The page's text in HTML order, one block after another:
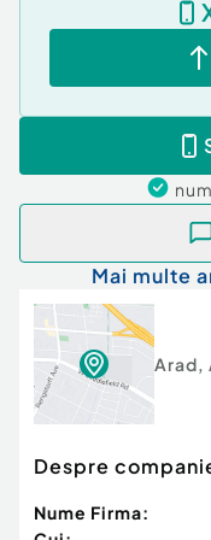
Mai multe
Arad,
Despre
Nume Firma: